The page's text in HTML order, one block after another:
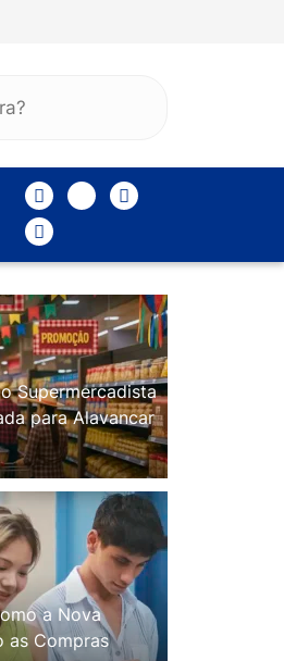
Supermercadista
para Alavancar
a Nova
as Compras